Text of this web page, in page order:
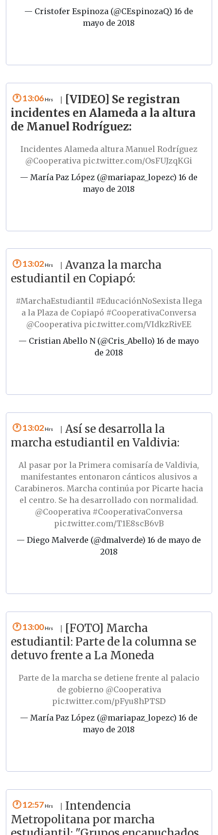
— Cristofer Espinoza (@CEspinozaQ)16 de
mayo de 2018
13:06
[VIDEO] Se registran
incidentes en Alameda a la altura
de Manuel Rodríguez:
Incidentes Alameda altura Manuel Rodríguez
@Cooperativa pic.twitter.com/OsFUJzqKGi
— María Paz López (@mariapaz_lopezc)16 de
mayo de 2018
13:02
Avanza la marcha
estudiantil en Copiapó:
#MarchaEstudiantil #EducaciónNoSexista llega
a la Plaza de Copiapó #CooperativaConversa
@Cooperativa pic.twitter.com/VIdkzRivEE
— Cristian Abello N (@Cris_Abello)16 de mayo
de 2018
13:02
Así se desarrolla la
marcha estudiantil en Valdivia:
Al pasar por la Primera comisaría de Valdivia,
manifestantes entonaron cánticos alusivos a
Carabineros. Marcha continúa por Picarte hacia
el centro. Se ha desarrollado con normalidad.
@Cooperativa #CooperativaConversa
pic.twitter.com/T1E8scB6vB
— Diego Malverde (@dmalverde)16 de mayo de
2018
13:00
[FOTO] Marcha
estudiantil: Parte de la columna se
detuvo frente a La Moneda
Parte de la marcha se detiene frente al palacio
de gobierno @Cooperativa
pic.twitter.com/pFyu8hPTSD
— María Paz López (@mariapaz_lopezc)16 de
mayo de 2018
12:57
Intendencia
Metropolitana por marcha